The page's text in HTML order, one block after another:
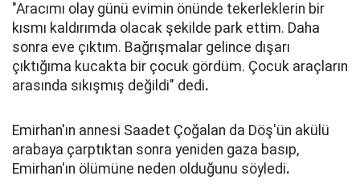
"Aracımı olay günü evimin önünde tekerleklerin bir
kısmı kaldırımda olacak şekilde park ettim. Daha
sonra eve çıktım. Bağrışmalar gelince dışarı
çıktığıma kucakta bir çocuk gördüm. Çocuk araçların
arasında sıkışmış değildi" dedi.
Emirhan'ın annesi Saadet Çoğalan da Döş'ün akülü
arabaya çarptıktan sonra yeniden gaza basıp,
Emirhan'ın ölümüne neden olduğunu söyledi.